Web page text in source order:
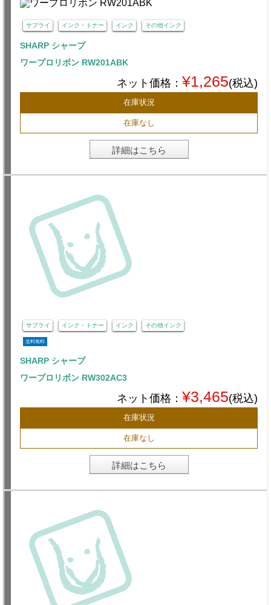
サプライ インク・トナー インク その他インク
SHARP シャープ
ワープロリボン RW201ABK
ネット価格： ¥1,265(税込)
在庫状況
在庫なし
詳細はこちら
サプライ インク・トナー インク その他インク
送料無料
SHARP シャープ
ワープロリボン RW302AC3
ネット価格： ¥3,465(税込)
在庫状況
在庫なし
詳細はこちら